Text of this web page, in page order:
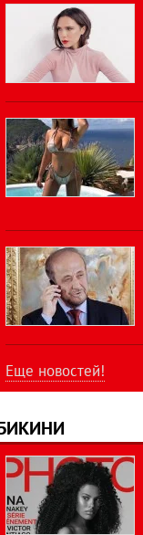
Еще новостей!